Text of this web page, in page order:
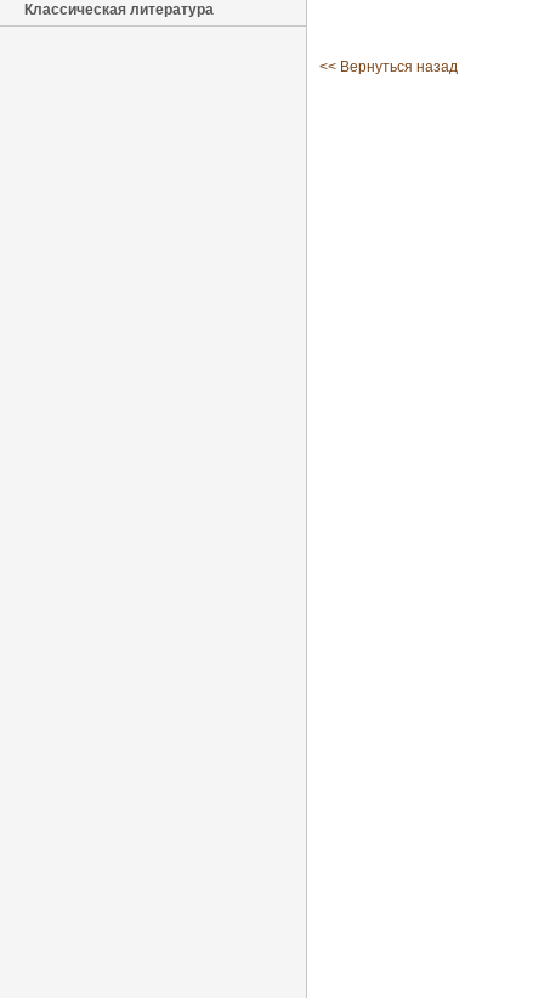
Классическая литература
<< Вернуться назад